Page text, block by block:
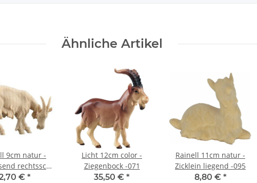
Ähnliche Artikel
9cm natur -
rechtssch.
-093€ *
Licht 12cm color -
Ziegenbock -071
35,50 € *
Rainell 11cm natur -
Zicklein liegend -095
8,80 € *